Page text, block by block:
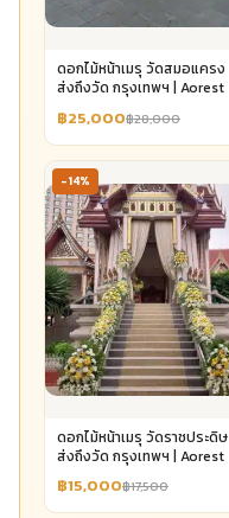
ดอกไม้หน้าเมรุ วัดสมอแครง
ส่งถึงวัด กรุงเทพฯ | Aorest
฿25,000฿28,000
-14%
ดอกไม้หน้าเมรุ วัดราชประดิษ
ส่งถึงวัด กรุงเทพฯ | Aorest
฿15,000฿17,500